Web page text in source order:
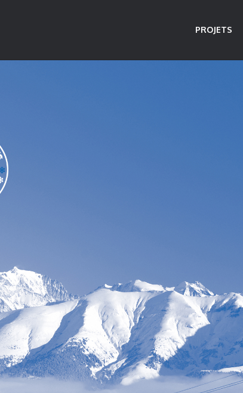
PROJETS